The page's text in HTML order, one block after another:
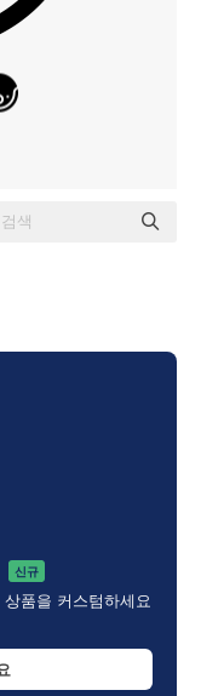
신규
품을 커스텀하세요